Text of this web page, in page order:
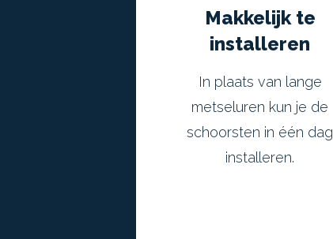
Makkelijk te
installeren
In plaats van lange
metseluren kun je de
schoorsten in één dag
installeren.